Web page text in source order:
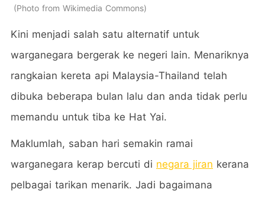
Photo from Wikimedia Commons
Kini menjadi salah satu alternatif untuk
warganegara bergerak ke negeri lain. Menariknya
rangkaian kereta api Malaysia-Thailand telah
dibuka beberapa bulan lalu dan anda tidak perlu
memandu untuk tiba ke Hat Yai.
Maklumlah, saban hari semakin ramai
warganegara kerap bercuti di negara jiran kerana
pelbagai tarikan menarik. Jadi bagaimana